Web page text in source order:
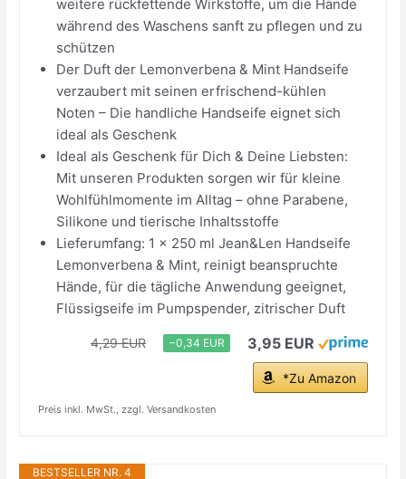
weitere rückfettende Wirkstoffe, um die Hände
während des Waschens sanft zu pflegen und zu
schützen
Der Duft der Lemonverbena & Mint Handseife
verzaubert mit seinen erfrischend-kühlen
Noten – Die handliche Handseife eignet sich
ideal als Geschenk
Ideal als Geschenk für Dich & Deine Liebsten:
Mit unseren Produkten sorgen wir für kleine
Wohlfühlmomente im Alltag – ohne Parabene,
Silikone und tierische Inhaltsstoffe
Lieferumfang: 1 x 250 ml Jean&Len Handseife
Lemonverbena & Mint, reinigt beanspruchte
Hände, für die tägliche Anwendung geeignet,
Flüssigseife im Pumpspender, zitrischer Duft
4,29 EUR −0,34 EUR 3,95 EUR
*Zu Amazon
Preis inkl. MwSt., zzgl. Versandkosten
BESTSELLER NR. 4